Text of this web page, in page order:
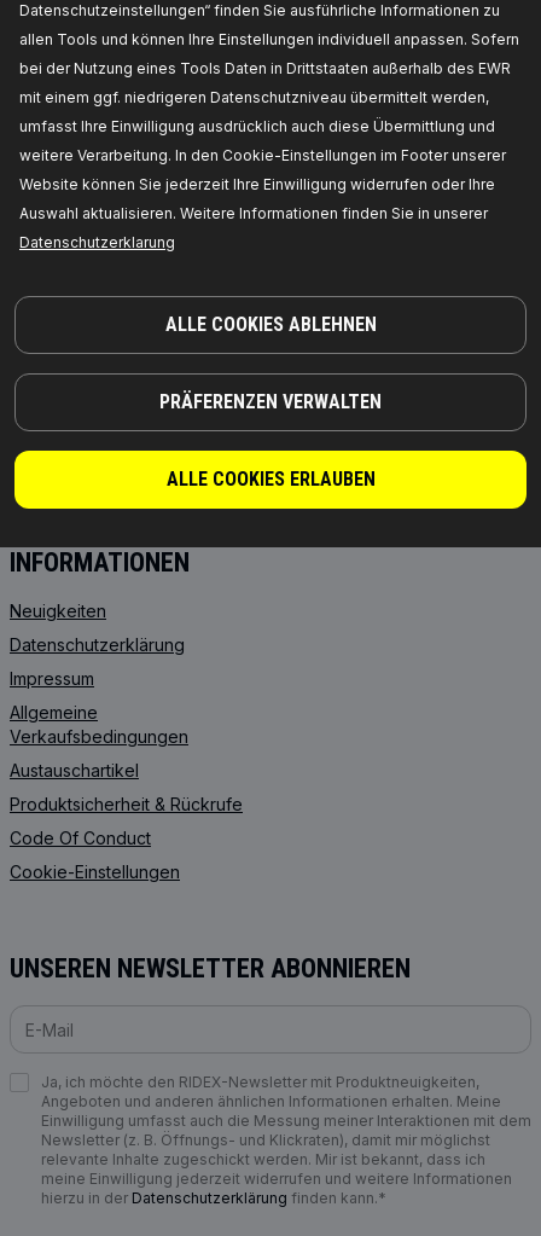
Datenschutzeinstellungen“ finden Sie ausführliche Informationen zu
allen Tools und können Ihre Einstellungen individuell anpassen. Sofern
bei der Nutzung eines Tools Daten in Drittstaaten außerhalb des EWR
mit einem ggf. niedrigeren Datenschutzniveau übermittelt werden,
umfasst Ihre Einwilligung ausdrücklich auch diese Übermittlung und
weitere Verarbeitung. In den Cookie-Einstellungen im Footer unserer
Website können Sie jederzeit Ihre Einwilligung widerrufen oder Ihre
Auswahl aktualisieren. Weitere Informationen finden Sie in unserer
Datenschutzerklarung
ALLE COOKIES ABLEHNEN
PRÄFERENZEN VERWALTEN
ALLE COOKIES ERLAUBEN
TEILE, AUF DIE SIE SICH VERLASSEN KÖNNEN
© 2026 | RIDEX GMBH
JOSEF-ORLOPP-STRASSE 55
PRODUKTE
ÜBER UNS
RIDEX PLUS
RIDEX REMAN
Motoröl
Getriebeöle
Starterbatterien
FROSTSCHUTZMITTEL
PARTNERSCHAFT
Wo Sie kaufen können
FAQ
INFORMATIONEN
Neuigkeiten
Datenschutzerklärung
Impressum
Allgemeine
Verkaufsbedingungen
Austauschartikel
Produktsicherheit & Rückrufe
Code Of Conduct
Cookie-Einstellungen
UNSEREN NEWSLETTER ABONNIEREN
Ja, ich möchte den RIDEX-Newsletter mit Produktneuigkeiten,
Angeboten und anderen ähnlichen Informationen erhalten. Meine
Einwilligung umfasst auch die Messung meiner Interaktionen mit dem
Newsletter (z. B. Öffnungs- und Klickraten), damit mir möglichst
relevante Inhalte zugeschickt werden. Mir ist bekannt, dass ich
meine Einwilligung jederzeit widerrufen und weitere Informationen
hierzu in der Datenschutzerklärung finden kann.*